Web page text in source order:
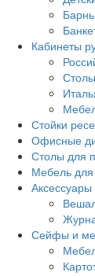
Кабинеты
Стойки
Офисные
Столы для
Мебель для
Аксессуары
Сейфы и